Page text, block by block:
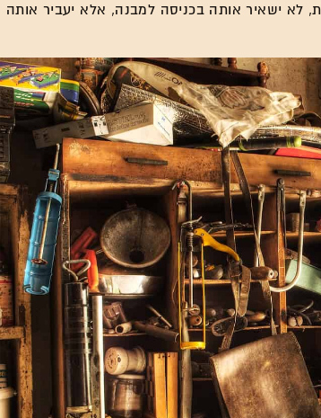
לא ישאיר אותה בכניסה למבנה, אלא יעביר אותה